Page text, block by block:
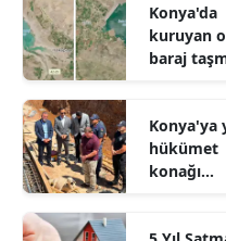
Konya'da
kuruyan o
baraj
Konya'ya
hükümet
konağı